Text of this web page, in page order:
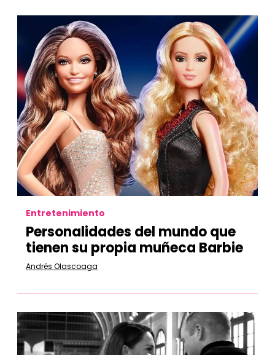
Entretenimiento
Personalidades del mundo que
tienen su propia muñeca Barbie
Andrés Olascoaga